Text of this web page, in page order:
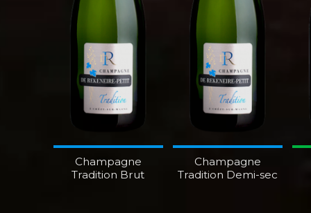
Champagne
Tradition Brut
Champagne
Tradition Demi-sec